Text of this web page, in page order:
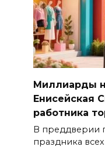
Миллиарды
Енисейская
работника
В преддверии
праздника